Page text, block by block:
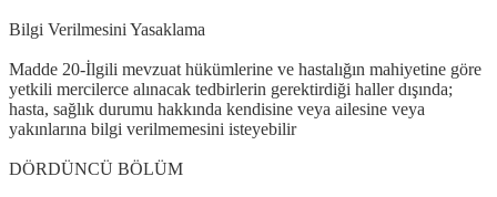
Bilgi Verilmesini Yasaklama
Madde 20-İlgili mevzuat hükümlerine ve hastalığın mahiyetine göre
yetkili mercilerce alınacak tedbirlerin gerektirdiği haller dışında;
hasta, sağlık durumu hakkında kendisine veya ailesine veya
yakınlarına bilgi verilmemesini isteyebilir
DÖRDÜNCÜ BÖLÜM